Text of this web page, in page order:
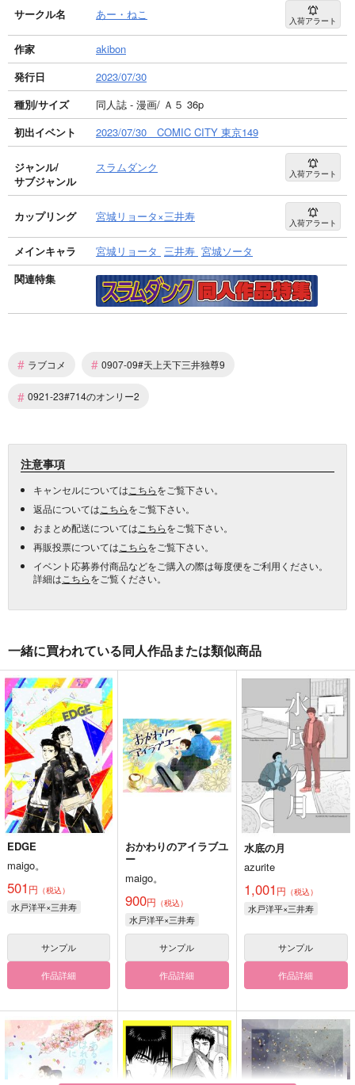
サークル名 あー・ねこ 入荷アラート
作家
akibon
発行日
2023/07/30
種別/サイズ
同人誌 - 漫画/ Ａ５ 36p
初出イベント
2023/07/30 COMIC CITY 東京149
ジャンル/
サブジャンル
スラムダンク 入荷アラート
カップリング 宮城リョータ×三井寿 入荷アラート
メインキャラ 宮城リョータ 三井寿 宮城ソータ
関連特集
# ラブコメ # 0907-09#天上天下三井独尊9
# 0921-23#714のオンリー2
注意事項
キャンセルについては こちらをご覧下さい。
返品については こちらをご覧下さい。
おまとめ配送については こちらをご覧下さい。
再販投票については こちらをご覧下さい。
イベント応募券付商品などをご購入の際は毎度便をご利用ください。
詳細は こちらをご覧ください。
一緒に買われている同人作品または類似商品
EDGE
maigo。
501 円 （税込）
水戸洋平×三井寿
サンプル
作品詳細
おかわりのアイラブユ
ー
maigo。
900円 （税込）
水戸洋平×三井寿
サンプル
作品詳細
水底の月
azurite
1,001 円 （税込）
水戸洋平×三井寿
サンプル
作品詳細